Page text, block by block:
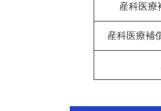
産科医療
産科医療補